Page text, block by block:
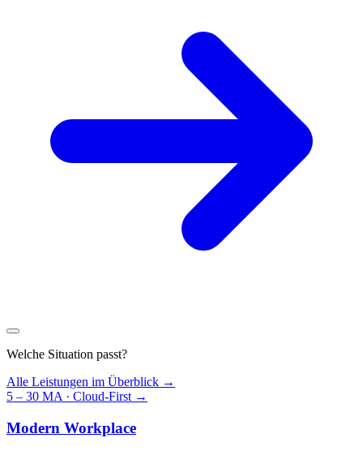
Welche Situation passt?
Alle Leistungen im Überblick →
5 – 30 MA · Cloud-First →
Modern Workplace